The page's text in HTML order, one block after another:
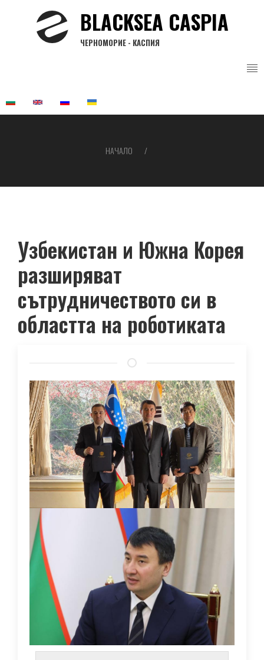
BLACKSEA CASPIA
ЧЕРНОМОРИЕ - КАСПИЯ
НАЧАЛО
Узбекистан и Южна Корея
разширяват
сътрудничеството си в
областта на роботиката